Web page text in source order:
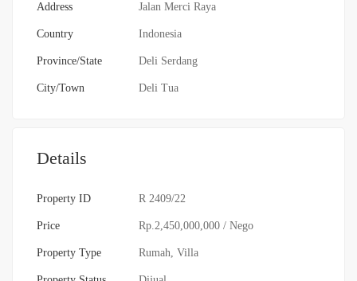
Address Jalan Merci Raya
Country Indonesia
Province/State Deli Serdang
City/Town Deli Tua
Details
Property ID R 2409/22
Price Rp.2,450,000,000 / Nego
Property Type Rumah, Villa